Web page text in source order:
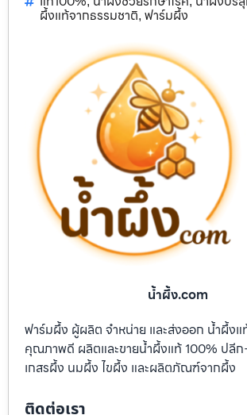
ผึ้งแท้จากธรรมชาติ, ฟาร์มผึ้ง
น้ำผึ้ง.com
ฟาร์มผึ้ง ผู้ผลิต จำหน่าย และส่งออก น้ำผึ้งแ
คุณภาพดี ผลิตและขายน้ำผึ้งแท้ 100% ปลี
เกสรผึ้ง นมผึ้ง ไขผึ้ง และผลิตภัณฑ์จากผึ้ง
ติดต่อเรา